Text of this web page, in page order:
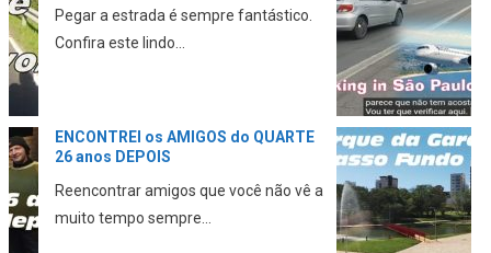
Neste vídeo eu mostro minha
experiência ao chegar em Sã...
Parque da GARE em Passo FUNDO
Neste vídeo eu mostro mais um ponto
turístico para conh...